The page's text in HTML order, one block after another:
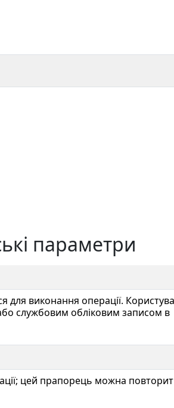
параметри
для виконання операції.
службовим обліковим записом в
цей прапорець можна